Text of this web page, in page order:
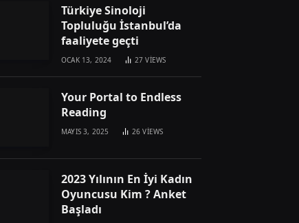
Türkiye Sinoloji
Topluluğu İstanbul’da
faaliyete geçti
OCAK 13, 2024 27VIEWS
Your Portal to Endless
Reading
MAYIS 3, 2025 26VIEWS
2023 Yılının En İyi Kadın
Oyuncusu Kim ? Anket
Başladı